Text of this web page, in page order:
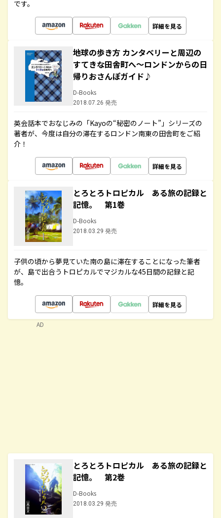
です。
詳細を見る
地球の歩き方 カンタベリーと周辺の
すてきな田舎町へ～ロンドンからの日
帰りおさんぽガイド♪
D-Books
2018.07.26 発売
英会話本でおなじみの「Kayoの“秘密のノート”」シリーズの
著者が、今度は自分の滞在するロンドン南東の田舎町をご紹
介！
詳細を見る
とろとろトロピカル ある旅の記録と
記憶。 第1巻
D-Books
2018.03.29 発売
子供の頃から夢見ていた南の島に滞在することになった筆者
が、島で出合うトロピカルでマジカルな45日間の記録と記
憶。
詳細を見る
とろとろトロピカル ある旅の記録と
記憶。 第2巻
D-Books
2018.03.29 発売
AD